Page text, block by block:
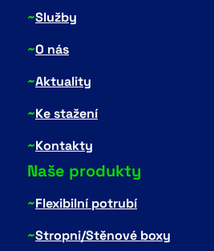
~Služby
~O nás
~Aktuality
~Ke stažení
~Kontakty
Naše produkty
~Flexibilní potrubí
~Stropni/Stěnové boxy